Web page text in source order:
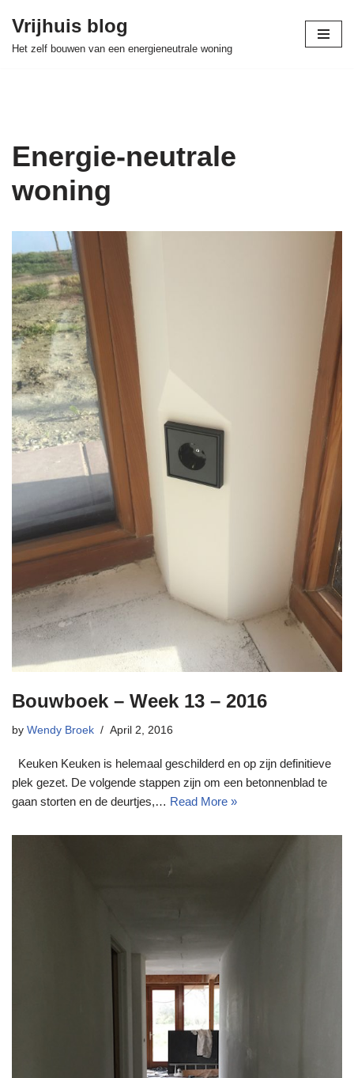
Skip
Vrijhuis blog
Het zelf bouwen van een energieneutrale woning
Energie-neutrale
woning
Bouwboek – Week 13 – 2016
by Wendy Broek April 2, 2016
Keuken Keuken is helemaal geschilderd en op zijn definitieve
plek gezet. De volgende stappen zijn om een betonnenblad te
gaan storten en de deurtjes,… Read More »